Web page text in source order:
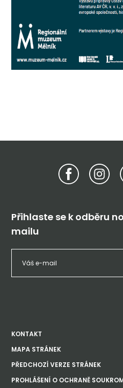
Přihlaste se k odběru
mailu
KONTAKT
MAPA STRÁNEK
PŘEDCHOZÍ VERZE STRÁNEK
PROHLÁŠENÍ O OCHRANĚ